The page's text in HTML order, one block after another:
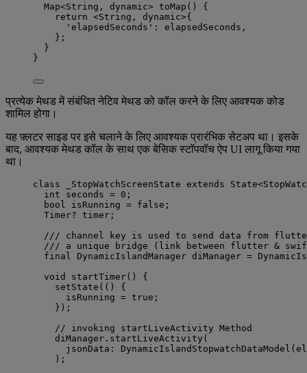
Map<String , dynamic> toMap () {
return <String , dynamic>{
'elapsedSeconds' :
elapsedSeconds,
};
}
}
प्रत्येक मेथड में संबंधित नेटिव मेथड को कॉल करने के लिए आवश्यक कोड
शामिल होगा।
यह फ़्लटर साइड पर इसे चलाने के लिए आवश्यक प्रारंभिक सेटअप था। इसके
बाद, आवश्यक मेथड कॉल के साथ एक बेसिक स्टॉपवॉच ऐप UI लागू किया गया
था।
class _StopWatchScreenState extends State<
int seconds = 0 ;
bool
isRunning = false ;
Timer? timer;
/// channel key is used to send data from
/// a unique bridge (link between flutter &
final
DynamicIslandManager diManager =
void
startTimer() {
setState (() {
isRunning = true ;
});
// invoking startLiveActivity Method
diManager. startLiveActivity (
jsonData : DynamicIslandStopwatchDataModel
);